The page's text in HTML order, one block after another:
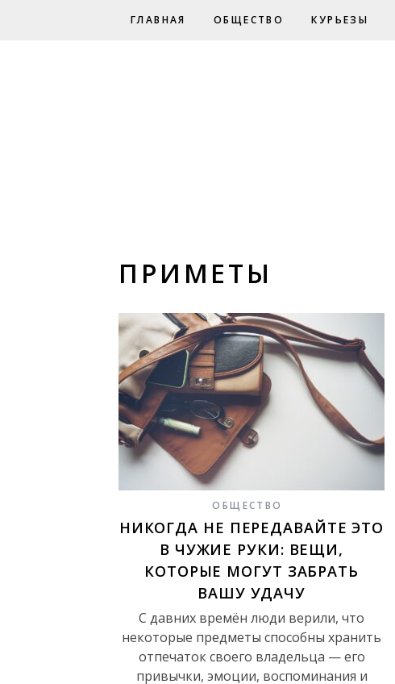
ГЛАВНАЯ ОБЩЕСТВО КУРЬЕЗЫ
ПРИМЕТЫ
ОБЩЕСТВО
НИКОГДА НЕ ПЕРЕДАВАЙТЕ ЭТО
В ЧУЖИЕ РУКИ: ВЕЩИ,
КОТОРЫЕ МОГУТ ЗАБРАТЬ
ВАШУ УДАЧУ
С давних времён люди верили, что
некоторые предметы способны хранить
отпечаток своего владельца — его
привычки, эмоции, воспоминания и